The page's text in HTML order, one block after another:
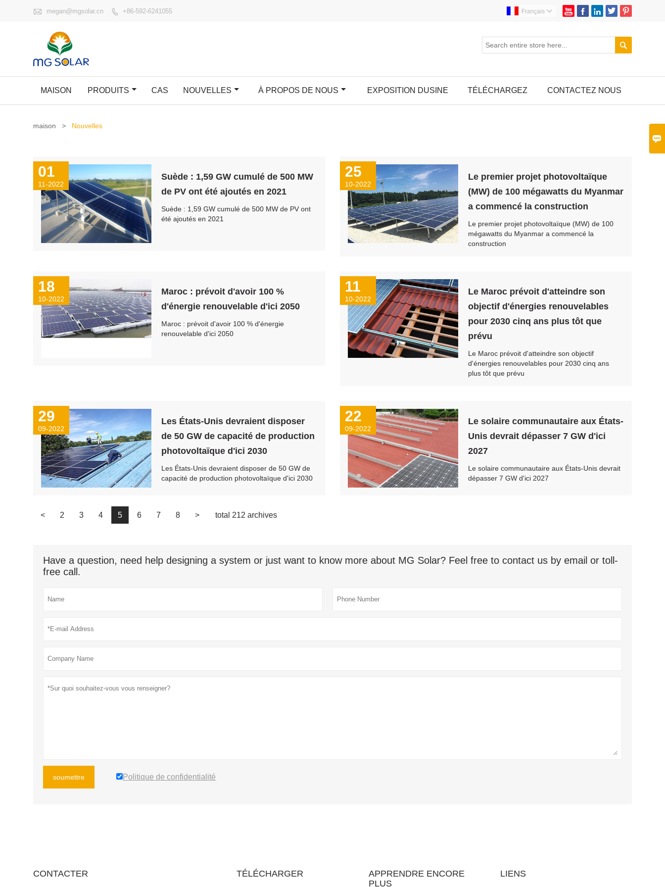

 megan@mgsolar.cn  +86-592-6241055     
Français 

MAISON PRODUITS CAS NOUVELLES À PROPOS DE NOUS EXPOSITION DUSINE TÉLÉCHARGEZ CONTACTEZ NOUS
maison > Nouvelles
Suède : 1,59 GW cumulé de 500 MW
de PV ont été ajoutés en 2021
Suède : 1,59 GW cumulé de 500 MW de PV ont
été ajoutés en 2021
01
11-2022
Le premier projet photovoltaïque
(MW) de 100 mégawatts du Myanmar
a commencé la construction
Le premier projet photovoltaïque (MW) de 100
mégawatts du Myanmar a commencé la
construction
25
10-2022
Maroc : prévoit d'avoir 100 %
d'énergie renouvelable d'ici 2050
Maroc : prévoit d'avoir 100 % d'énergie
renouvelable d'ici 2050
18
10-2022
Le Maroc prévoit d'atteindre son
objectif d'énergies renouvelables
pour 2030 cinq ans plus tôt que
prévu
Le Maroc prévoit d'atteindre son objectif
d'énergies renouvelables pour 2030 cinq ans
plus tôt que prévu
11
10-2022
Les États-Unis devraient disposer
de 50 GW de capacité de production
photovoltaïque d'ici 2030
Les États-Unis devraient disposer de 50 GW de
capacité de production photovoltaïque d'ici 2030
29
09-2022
Le solaire communautaire aux États-
Unis devrait dépasser 7 GW d'ici
2027
Le solaire communautaire aux États-Unis devrait
dépasser 7 GW d'ici 2027
22
09-2022
< 2 3 4 5 6 7 8 > total 212 archives
Have a question, need help designing a system or just want to know more about MG Solar? Feel free to contact us by email or toll-
free call.
soumettre Politique de confidentialité
CONTACTER TÉLÉCHARGER
APPRENDRE ENCORE
PLUS
LIENS